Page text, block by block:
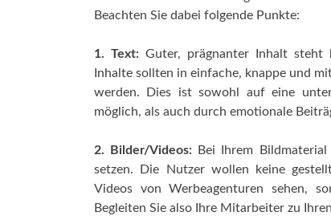
Beachten Sie dabei folgende Punkte:
1. Text: Guter, prägnanter Inhalt steht
Inhalte sollten in einfache, knappe und
werden. Dies ist sowohl auf eine
möglich, als auch durch emotionale
2. Bilder/Videos: Bei Ihrem
setzen. Die Nutzer wollen keine
Videos von Werbeagenturen sehen,
Begleiten Sie also Ihre Mitarbeiter zu